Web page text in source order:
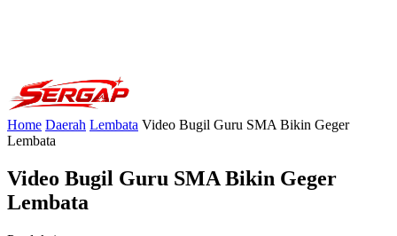
Home Daerah Lembata Video Bugil Guru SMA Bikin Geger
Lembata
Video Bugil Guru SMA Bikin Geger
Lembata